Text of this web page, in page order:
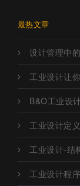
最热文章
设计管理中
工业设计让
B&O工业设
工业设计定义
工业设计-结
工业设计程